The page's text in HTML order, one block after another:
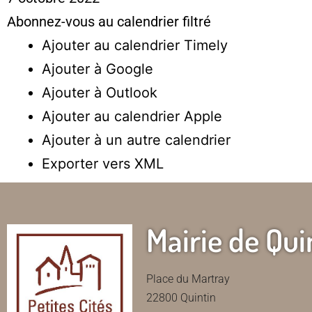
Abonnez-vous au calendrier filtré
Ajouter au calendrier Timely
Ajouter à Google
Ajouter à Outlook
Ajouter au calendrier Apple
Ajouter à un autre calendrier
Exporter vers XML
Mairie de
Place du Martray
22800 Quintin